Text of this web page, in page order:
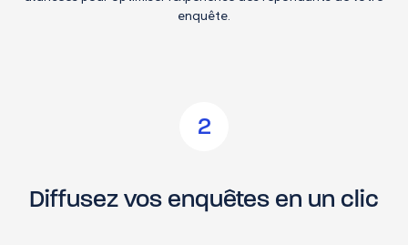
enquête.
2
Diffusez vos enquêtes en un clic